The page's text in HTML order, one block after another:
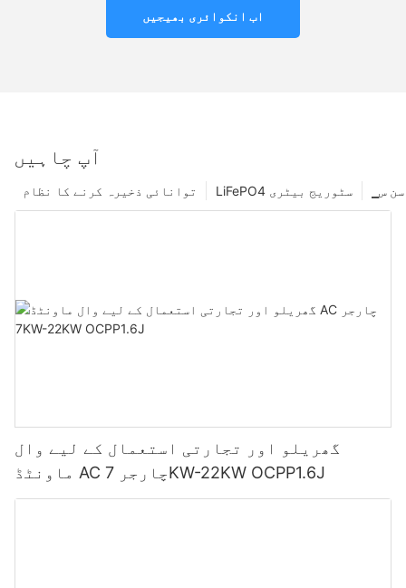
اب انکوائری بھیجیں
آپ چاہیں
سن س LiFePO4 سٹوریج بیٹری توانائی ذخیرہ کرنے کا نظام
گھریلو اور تجارتی استعمال کے لیے وال
ماونٹڈ AC چارجر 7KW-22KW OCPP1.6J